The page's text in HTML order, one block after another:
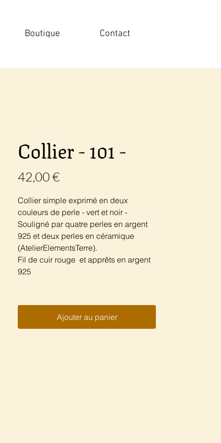
Boutique Contact
Collier - 101 -
42,00 €Prix
Collier simple exprimé en deux
couleurs de perle - vert et noir -
Souligné par quatre perles en argent
925 et deux perles en céramique
(AtelierElementsTerre).
Fil de cuir rouge et apprêts en argent
925
Ajouter au panier